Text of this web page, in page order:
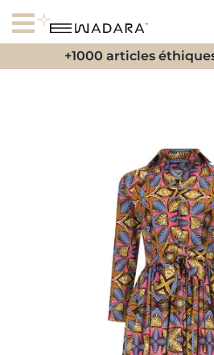
+1000 articles